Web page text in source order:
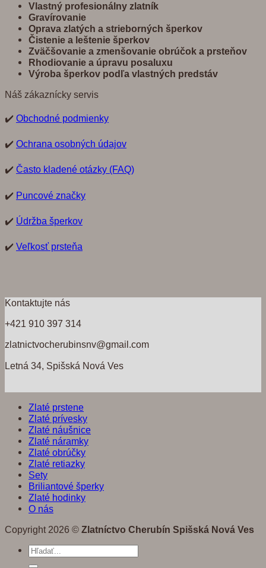
Vlastný profesionálny zlatník
Gravírovanie
Oprava zlatých a strieborných šperkov
Čistenie a leštenie šperkov
Zväčšovanie a zmenšovanie obrúčok a prsteňov
Rhodiovanie a úpravu posaluxu
Výroba šperkov podľa vlastných predstáv
Náš zákaznícky servis
✔️ Obchodné podmienky
✔️ Ochrana osobných údajov
✔️ Často kladené otázky (FAQ)
✔️ Puncové značky
✔️ Údržba šperkov
✔️ Veľkosť prsteňa
Kontaktujte nás
+421 910 397 314
zlatnictvocherubinsnv@gmail.com
Letná 34, Spišská Nová Ves
Zlaté prstene
Zlaté prívesky
Zlaté náušnice
Zlaté náramky
Zlaté obrúčky
Zlaté retiazky
Sety
Briliantové šperky
Zlaté hodinky
O nás
Copyright 2026 © Zlatníctvo Cherubín Spišská Nová Ves
Hľadať: